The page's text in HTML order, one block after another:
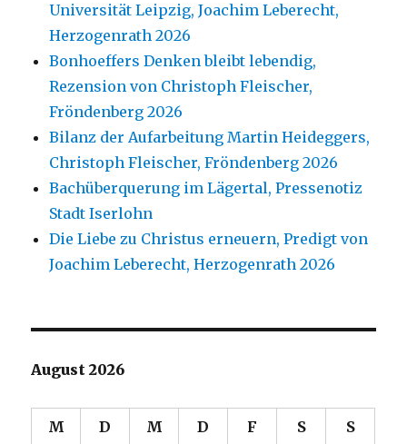
Universität Leipzig, Joachim Leberecht,
Herzogenrath 2026
Bonhoeffers Denken bleibt lebendig,
Rezension von Christoph Fleischer,
Fröndenberg 2026
Bilanz der Aufarbeitung Martin Heideggers,
Christoph Fleischer, Fröndenberg 2026
Bachüberquerung im Lägertal, Pressenotiz
Stadt Iserlohn
Die Liebe zu Christus erneuern, Predigt von
Joachim Leberecht, Herzogenrath 2026
August 2026
M D M D F S S